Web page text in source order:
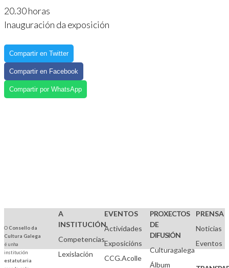
20.30 horas
Inauguración da exposición
Compartir en Twitter
Compartir en Facebook
Compartir por WhatsApp
O Consello da
Cultura Galega
é unha
institución
estatutaria
A
INSTITUCIÓN
Competencias
Lexislación
EVENTOS
Actividades
Exposicións
CCG.Acolle
PROXECTOS
DE
DIFUSIÓN
Culturagalega
Álbum
PRENSA
Noticias
Eventos